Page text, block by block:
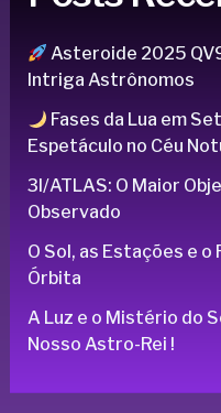
Asteroide 2025
Intriga Astrônomos
Fases da Lua em
Espetáculo no Céu
3I/ATLAS: O Maior
Observado
O Sol, as Estações e
Órbita
A Luz e o Mistério do
Nosso Astro-Rei !